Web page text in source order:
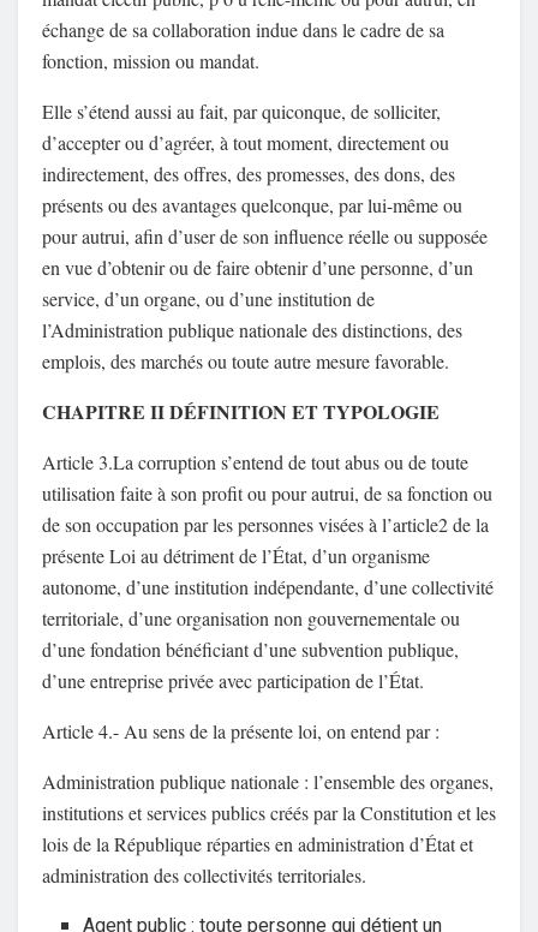
échange de sa collaboration indue dans le cadre de sa
fonction, mission ou mandat.
Elle s’étend aussi au fait, par quiconque, de solliciter,
d’accepter ou d’agréer, à tout moment, directement ou
indirectement, des offres, des promesses, des dons, des
présents ou des avantages quelconque, par lui-même ou
pour autrui, afin d’user de son influence réelle ou supposée
en vue d’obtenir ou de faire obtenir d’une personne, d’un
service, d’un organe, ou d’une institution de
l’Administration publique nationale des distinctions, des
emplois, des marchés ou toute autre mesure favorable.
CHAPITRE II DÉFINITION ET TYPOLOGIE
Article 3.La corruption s’entend de tout abus ou de toute
utilisation faite à son profit ou pour autrui, de sa fonction ou
de son occupation par les personnes visées à l’article2 de la
présente Loi au détriment de l’État, d’un organisme
autonome, d’une institution indépendante, d’une collectivité
territoriale, d’une organisation non gouvernementale ou
d’une fondation bénéficiant d’une subvention publique,
d’une entreprise privée avec participation de l’État.
Article 4.- Au sens de la présente loi, on entend par :
Administration publique nationale : l’ensemble des organes,
institutions et services publics créés par la Constitution et les
lois de la République réparties en administration d’État et
administration des collectivités territoriales.
Agent public : toute personne qui détient un